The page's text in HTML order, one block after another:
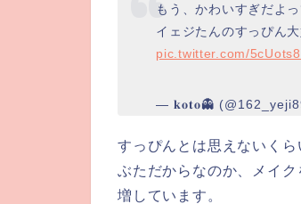
もう、かわいすぎだよっ
イェジたんのすっぴん大
pic.twitter.com/
— 𝐤𝐨𝐭𝐨👻
すっぴんとは思えないく
ぶただからなのか、メイ
増しています。